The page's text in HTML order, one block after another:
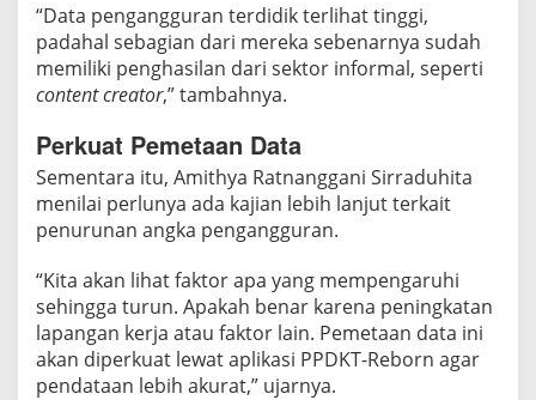
a
r
d
i
k
“Data pengangguran terdidik terlihat tinggi,
padahal sebagian dari mereka sebenarnya sudah
memiliki penghasilan dari sektor informal, seperti
content creator,” tambahnya.
Perkuat Pemetaan Data
Sementara itu, Amithya Ratnanggani Sirraduhita
menilai perlunya ada kajian lebih lanjut terkait
penurunan angka pengangguran.
“Kita akan lihat faktor apa yang mempengaruhi
sehingga turun. Apakah benar karena peningkatan
lapangan kerja atau faktor lain. Pemetaan data ini
akan diperkuat lewat aplikasi PPDKT-Reborn agar
pendataan lebih akurat,” ujarnya.